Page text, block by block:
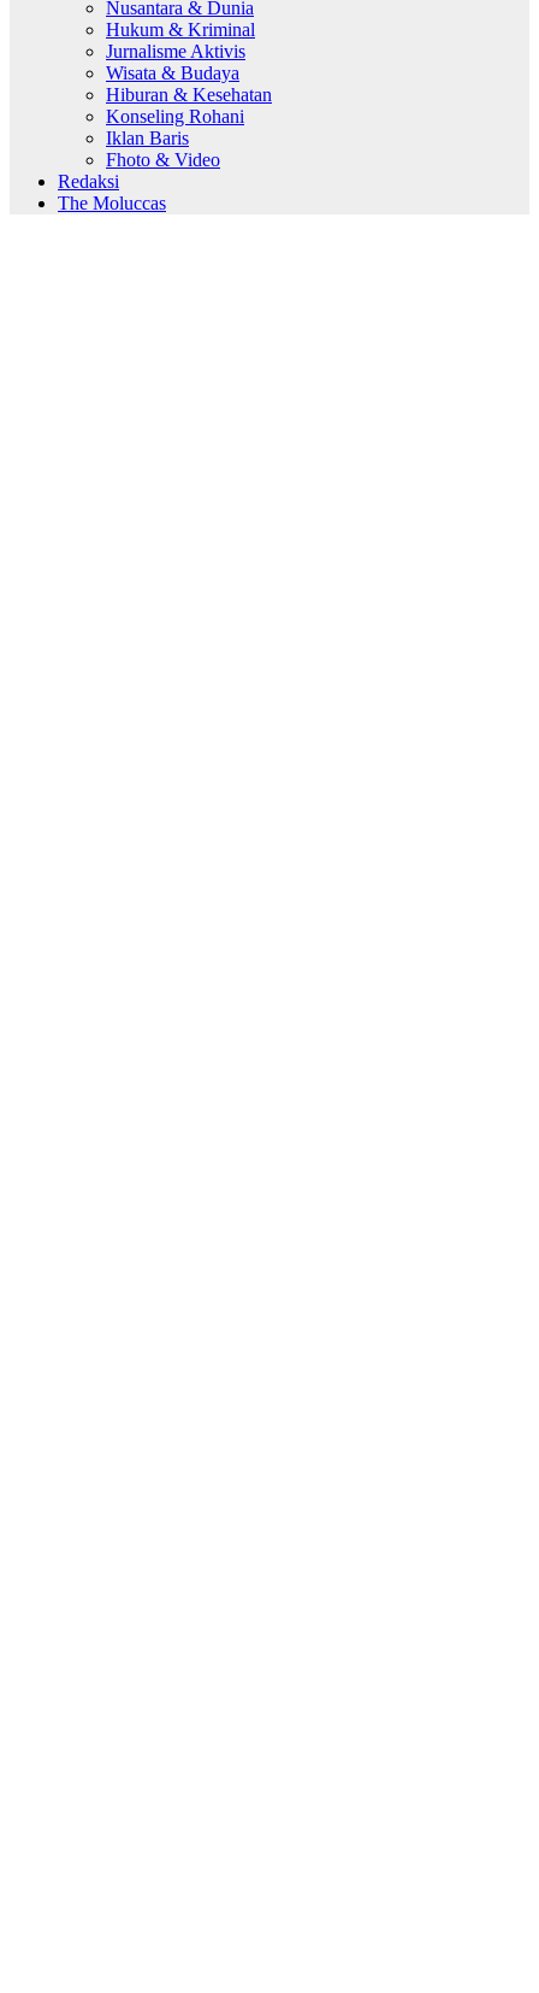
Nusantara & Dunia
Hukum & Kriminal
Jurnalisme Aktivis
Wisata & Budaya
Hiburan & Kesehatan
Konseling Rohani
Iklan Baris
Fhoto & Video
Redaksi
The Moluccas